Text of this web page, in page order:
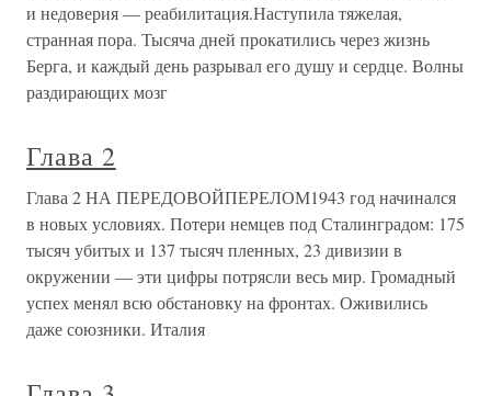
и недоверия — реабилитация.Наступила тяжелая,
странная пора. Тысяча дней прокатились через жизнь
Берга, и каждый день разрывал его душу и сердце. Волны
раздирающих мозг
Глава 2
Глава 2 НА ПЕРЕДОВОЙПЕРЕЛОМ1943 год начинался
в новых условиях. Потери немцев под Сталинградом: 175
тысяч убитых и 137 тысяч пленных, 23 дивизии в
окружении — эти цифры потрясли весь мир. Громадный
успех менял всю обстановку на фронтах. Оживились
даже союзники. Италия